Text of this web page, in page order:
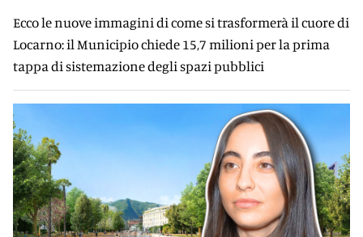
Ecco le nuove immagini di come si trasformerà il cuore di
Locarno: il Municipio chiede 15,7 milioni per la prima
tappa di sistemazione degli spazi pubblici